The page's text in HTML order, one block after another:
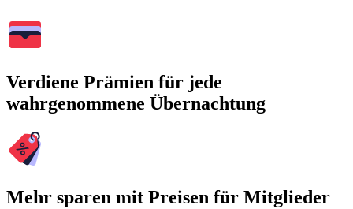
Verdiene Prämien für jede
wahrgenommene Übernachtung
Mehr sparen mit Preisen für Mitglieder